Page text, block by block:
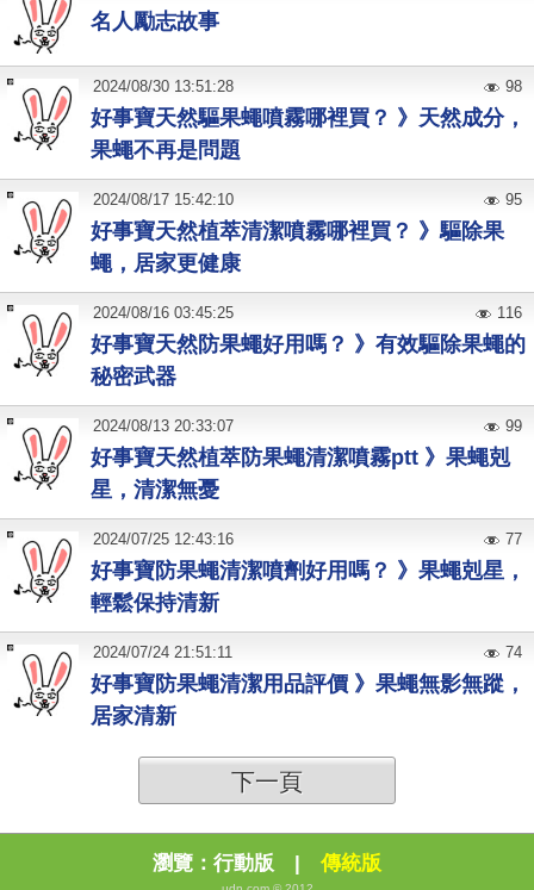
名人勵志故事
好事寶天然驅果蠅噴霧哪裡買？ 》天然成分，
果蠅不再是問題
2024/08/30 13:51:28 98
好事寶天然植萃清潔噴霧哪裡買？ 》驅除果
蠅，居家更健康
2024/08/17 15:42:10 95
好事寶天然防果蠅好用嗎？ 》有效驅除果蠅的
秘密武器
2024/08/16 03:45:25 116
好事寶天然植萃防果蠅清潔噴霧ptt 》果蠅剋
星，清潔無憂
2024/08/13 20:33:07 99
好事寶防果蠅清潔噴劑好用嗎？ 》果蠅剋星，
輕鬆保持清新
2024/07/25 12:43:16 77
好事寶防果蠅清潔用品評價 》果蠅無影無蹤，
居家清新
2024/07/24 21:51:11 74
下一頁
瀏覽： 行動版 | 傳統版